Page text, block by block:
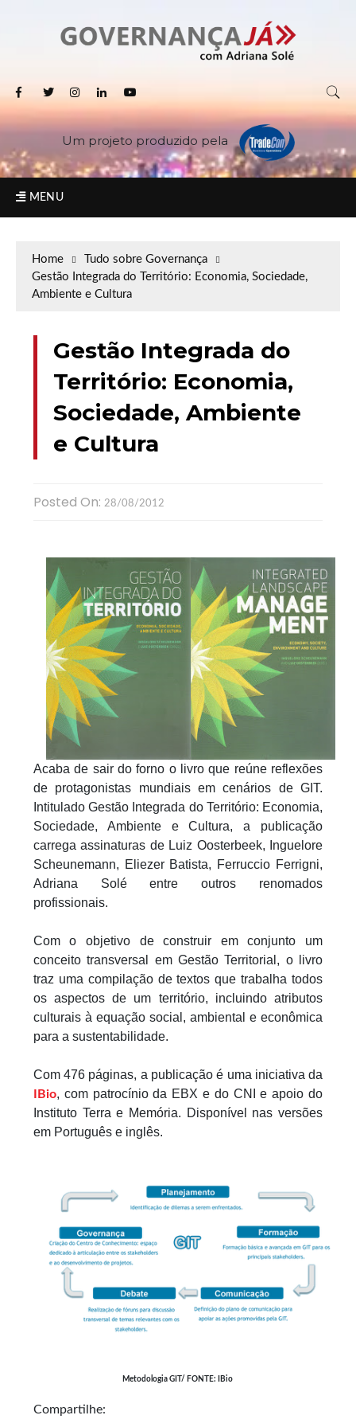
Um projeto produzido pela
MENU
Home
Tudo sobre Governança
Gestão Integrada do Território: Economia, Sociedade,
Ambiente e Cultura
Gestão Integrada do
Território: Economia,
Sociedade, Ambiente
e Cultura
Posted On: 28/08/2012
Acaba de sair do forno o livro que reúne reflexões
de protagonistas mundiais em cenários de GIT.
Intitulado Gestão Integrada do Território: Economia,
Sociedade, Ambiente e Cultura, a publicação
carrega assinaturas de Luiz Oosterbeek, Inguelore
Scheunemann, Eliezer Batista, Ferruccio Ferrigni,
Adriana Solé entre outros renomados
profissionais.
Com o objetivo de construir em conjunto um
conceito transversal em Gestão Territorial, o livro
traz uma compilação de textos que trabalha todos
os aspectos de um território, incluindo atributos
culturais à equação social, ambiental e econômica
para a sustentabilidade.
Com 476 páginas, a publicação é uma iniciativa da
IBio, com patrocínio da EBX e do CNI e apoio do
Instituto Terra e Memória. Disponível nas versões
em Português e inglês.
Metodologia GIT/ FONTE: IBio
Compartilhe: